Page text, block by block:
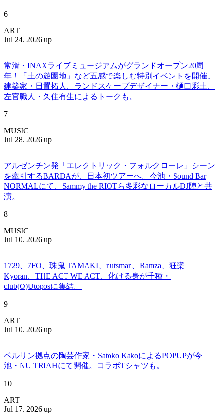
6
ART
Jul 24. 2026 up
常滑・INAXライブミュージアムがグランドオープン20周
年！「土の遊園地」など五感で楽しむ特別イベントを開催。
建築家・日置拓人、ランドスケープデザイナー・樋口彩土、
左官職人・久住有生によるトークも。
7
MUSIC
Jul 28. 2026 up
アルゼンチン発「エレクトリック・フォルクローレ」シーン
を牽引するBARDAが、日本初ツアーへ。今池・Sound Bar
NORMALにて、Sammy the RIOTら多彩なローカルDJ陣と共
演。
8
MUSIC
Jul 10. 2026 up
1729、7FO、珠鬼 TAMAKI、nutsman、Ramza、狂欒
Kyōran、THE ACT WE ACT、化ける身が千種・
club(O)Utoposに集結。
9
ART
Jul 10. 2026 up
ベルリン拠点の陶芸作家・Satoko KakoによるPOPUPが今
池・NU TRIAHにて開催。コラボTシャツも。
10
ART
Jul 17. 2026 up